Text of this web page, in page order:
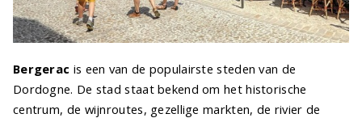
Bergerac is een van de populairste steden van de
Dordogne. De stad staat bekend om het historische
centrum, de wijnroutes, gezellige markten, de rivier de